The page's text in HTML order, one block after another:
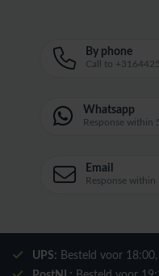
By phone
Call to
Whatsapp
Response within
Email
Response within
UPS: Besteld voor 18:00